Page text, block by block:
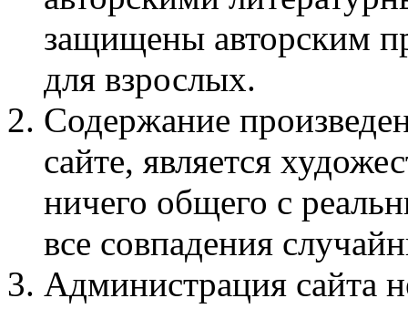
защищены авторским
для взрослых.
Содержание
сайте, является
ничего общего с
все совпадения
Администрация сайта